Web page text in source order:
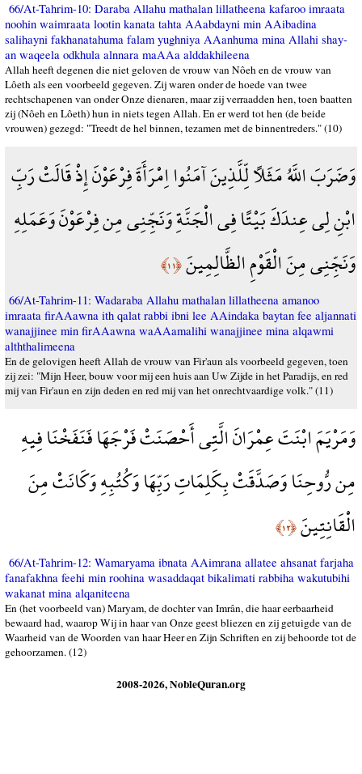
66/At-Tahrim-10: Daraba Allahu mathalan lillatheena kafaroo imraata
noohin waimraata lootin kanata tahta AAabdayni min AAibadina
salihayni fakhanatahuma falam yughniya AAanhuma mina Allahi shay-
an waqeela odkhula alnnara maAAa alddakhileena
Allah heeft degenen die niet geloven de vrouw van Nôeh en de vrouw van
Lôeth als een voorbeeld gegeven. Zij waren onder de hoede van twee
rechtschapenen van onder Onze dienaren, maar zij verraadden hen, toen baatten
zij (Nôeh en Lôeth) hun in niets tegen Allah. En er werd tot hen (de beide
vrouwen) gezegd: "Treedt de hel binnen, tezamen met de binnentreders." (10)
وَضَرَبَ اللَّهُ مَثَلًا لِّلَّذِينَ آمَنُوا اِمْرَأَةَ فِرْعَوْنَ إِذْ قَالَتْ رَبِّ
ابْنِ لِي عِندَكَ بَيْتًا فِي الْجَنَّةِ وَنَجِّنِي مِن فِرْعَوْنَ وَعَمَلِهِ
وَنَجِّنِي مِنَ الْقَوْمِ الظَّالِمِينَ﴿١١﴾
66/At-Tahrim-11: Wadaraba Allahu mathalan lillatheena amanoo
imraata firAAawna ith qalat rabbi ibni lee AAindaka baytan fee aljannati
wanajjinee min firAAawna waAAamalihi wanajjinee mina alqawmi
alththalimeena
En de gelovigen heeft Allah de vrouw van Fir'aun als voorbeeld gegeven, toen
zij zei: "Mijn Heer, bouw voor mij een huis aan Uw Zijde in het Paradijs, en red
mij van Fir'aun en zijn deden en red mij van het onrechtvaardige volk." (11)
وَمَرْيَمَ ابْنَتَ عِمْرَانَ الَّتِي أَحْصَنَتْ فَرْجَهَا فَنَفَخْنَا فِيهِ
مِن رُّوحِنَا وَصَدَّقَتْ بِكَلِمَاتِ رَبِّهَا وَكُتُبِهِ وَكَانَتْ مِنَ
الْقَانِتِينَ﴿١٢﴾
66/At-Tahrim-12: Wamaryama ibnata AAimrana allatee ahsanat farjaha
fanafakhna feehi min roohina wasaddaqat bikalimati rabbiha wakutubihi
wakanat mina alqaniteena
En (het voorbeeld van) Maryam, de dochter van Imrân, die haar eerbaarheid
bewaard had, waarop Wij in haar van Onze geest bliezen en zij getuigde van de
Waarheid van de Woorden van haar Heer en Zijn Schriften en zij behoorde tot de
gehoorzamen. (12)
2008-2026, NobleQuran.org